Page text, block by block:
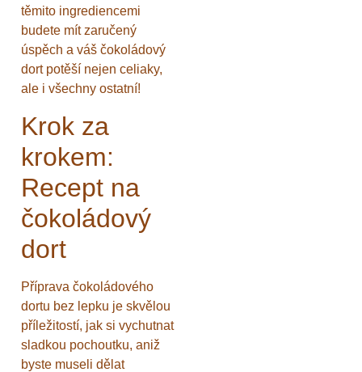
těmito ingrediencemi
budete mít zaručený
úspěch a váš čokoládový
dort potěší nejen celiaky,
ale i všechny ostatní!
Krok za
krokem:
Recept na
čokoládový
dort
Příprava čokoládového
dortu bez lepku je skvělou
příležitostí, jak si vychutnat
sladkou pochoutku, aniž
byste museli dělat